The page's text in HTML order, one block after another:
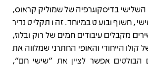
תיאור
משנת 1977, השלישי בדיסקוגרפיה של שמוליק קראוס,
חשוף ובועט במיוחד. זהו תקליט נדיר
מקבלים עיבודים חמים של רוק ובלוז,
קולו הייחודי והאופי החתרני שמלווה את
הבולטים אפשר לציין את "שישי חם",